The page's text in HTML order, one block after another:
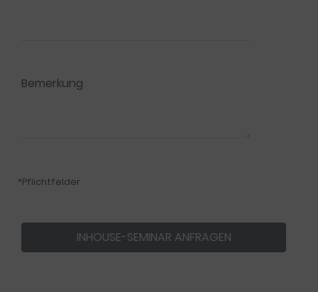
Bemerkung
*Pflichtfelder